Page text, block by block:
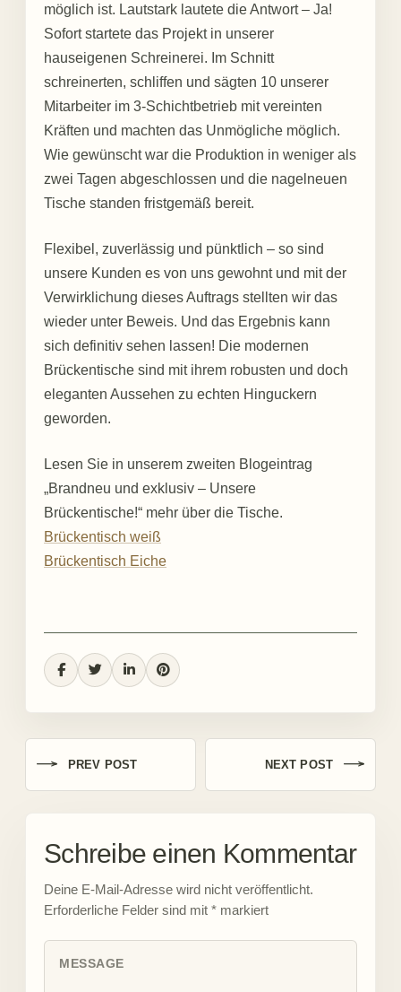
möglich ist. Lautstark lautete die Antwort – Ja!
Sofort startete das Projekt in unserer
hauseigenen Schreinerei. Im Schnitt
schreinerten, schliffen und sägten 10 unserer
Mitarbeiter im 3-Schichtbetrieb mit vereinten
Kräften und machten das Unmögliche möglich.
Wie gewünscht war die Produktion in weniger als
zwei Tagen abgeschlossen und die nagelneuen
Tische standen fristgemäß bereit.
Flexibel, zuverlässig und pünktlich – so sind
unsere Kunden es von uns gewohnt und mit der
Verwirklichung dieses Auftrags stellten wir das
wieder unter Beweis. Und das Ergebnis kann
sich definitiv sehen lassen! Die modernen
Brückentische sind mit ihrem robusten und doch
eleganten Aussehen zu echten Hinguckern
geworden.
Lesen Sie in unserem zweiten Blogeintrag
„Brandneu und exklusiv – Unsere
Brückentische!“ mehr über die Tische.
Brückentisch weiß
Brückentisch Eiche
PREV POST NEXT POST
Schreibe einen Kommentar
Deine E-Mail-Adresse wird nicht veröffentlicht.
Erforderliche Felder sind mit * markiert